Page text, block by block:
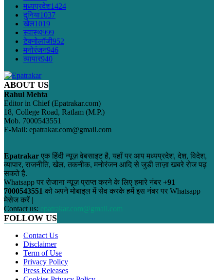
मध्यप्रदेश1424
दुनिया1037
खेल1019
स्वास्थ999
टेक्नोलॉजी952
मनोरंजन946
व्यापार940
ABOUT US
Rahul Mehta
Editor in Chief (Epatrakar.com)
18, College Road, Ratlam (M.P.)
Mob. 7000543551
E-Mail: epatrakar.com@gmail.com
Epatrakar एक हिंदी न्यूज़ वेबसाइट है, यहाँ पर आप मध्यप्रदेश, देश, विदेश,
व्यापार, राजनीति, खेल, तकनीक, मनोरंजन आदि से जुडी ताज़ा खबरे रोज पढ़
सकते है.
Whatsapp पर रोजाना न्यूज़ प्राप्त करने के लिए हमारे नंबर +91
7000543551 को अपने मोबाइल में सेव करके हमें इस नंबर पर Whatsapp
मेसेज करें |
Contact us: epatrakar.com@gmail.com
FOLLOW US
Contact Us
Disclaimer
Term of Use
Privacy Policy
Press Releases